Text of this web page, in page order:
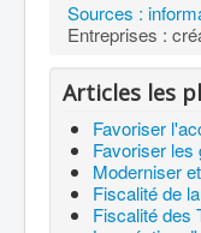
Sources :
Entreprises :
Articles les
Favoriser
Favoriser les
Moderniser
Fiscalité de
Fiscalité des